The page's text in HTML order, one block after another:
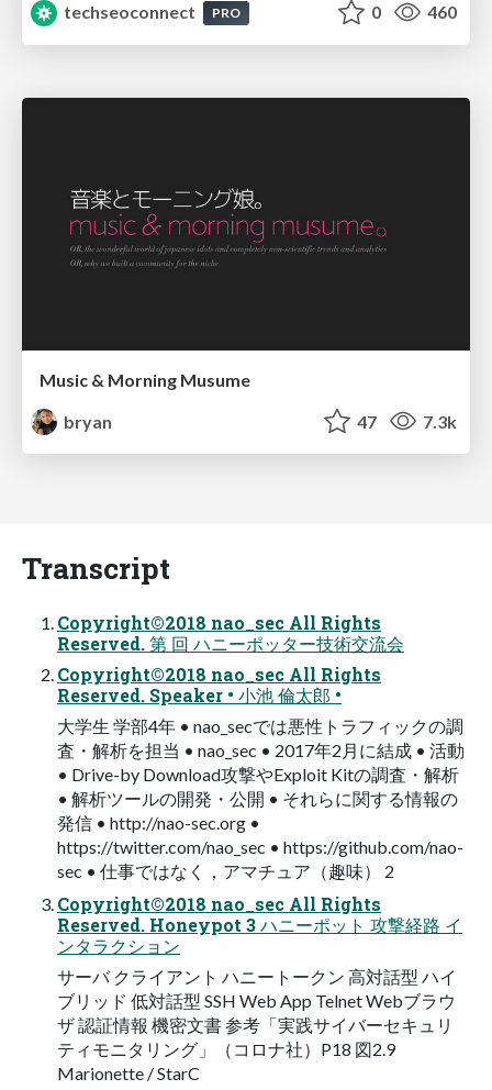
techseoconnect
PRO 0 460
Music & Morning Musume
bryan
47 7.3k
Transcript
Copyright©2018 nao_sec All Rights
Reserved. 第 回 ハニーポッター技術交流会
Copyright©2018 nao_sec All Rights
Reserved. Speaker • 小池 倫太郎 •
大学生 学部4年 • nao_secでは悪性トラフィックの調
査・解析を担当 • nao_sec • 2017年2月に結成 • 活動
• Drive-by Download攻撃やExploit Kitの調査・解析
• 解析ツールの開発・公開 • それらに関する情報の
発信 • http://nao-sec.org •
https://twitter.com/nao_sec • https://github.com/nao-
sec • 仕事ではなく，アマチュア（趣味） 2
Copyright©2018 nao_sec All Rights
Reserved. Honeypot 3 ハニーポット 攻撃経路 イ
ンタラクション
サーバ クライアント ハニートークン 高対話型 ハイ
ブリッド 低対話型 SSH Web App Telnet Webブラウ
ザ 認証情報 機密文書 参考「実践サイバーセキュリ
ティモニタリング」（コロナ社）P18 図2.9
Marionette / StarC